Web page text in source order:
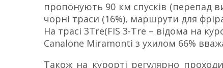
пропонують 90 км спусків (перепад
чорні траси (16%), маршрути для
На трасі 3Tre(FIS 3-Tre – відома на
Canalone Miramonti з ухилом 66%
Також на курорті регулярно